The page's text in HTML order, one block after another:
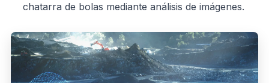
chatarra de bolas mediante análisis de imágenes.